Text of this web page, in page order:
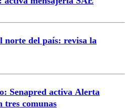
norte del país: revisa la
Senapred activa Alerta
tres comunas